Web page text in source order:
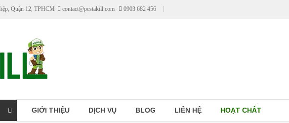
Quận 12, TPHCM contact@pestakill.com 0903 682 456
GIỚI THIỆU DỊCH VỤ BLOG LIÊN HỆ HOẠT CHẤT